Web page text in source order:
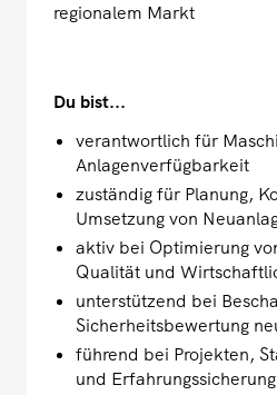
regionalem Markt
Du bist...
verantwortlich für
Anlagenverfügbarkeit
zuständig für Planung,
Umsetzung von
aktiv bei Optimierung
Qualität und
unterstützend bei
Sicherheitsbewertung
führend bei Projekten,
und Erfahrungssicherung